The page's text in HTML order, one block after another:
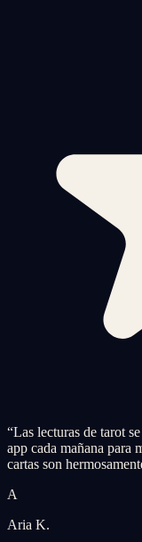
“Las lecturas de tarot
app cada mañana para
cartas son
A
Aria K.